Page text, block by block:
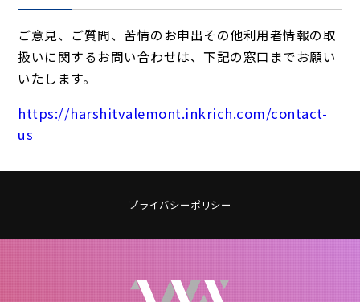
ご意見、ご質問、苦情のお申出その他利用者情報の取
扱いに関するお問い合わせは、下記の窓口までお願い
いたします。
https://harshitvalemont.inkrich.com/contact-
us
プライバシーポリシー